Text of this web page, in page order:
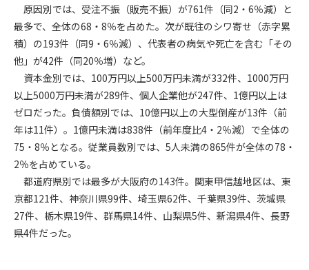
原因別では、受注不振（販売不振）が761件（同2・6％減）と
最多で、全体の68・8％を占めた。次が既往のシワ寄せ（赤字累
積）の193件（同9・6％減）、代表者の病気や死亡を含む「その
他」が42件（同20％増）など。
資本金別では、100万円以上500万円未満が332件、1000万円
以上5000万円未満が289件、個人企業他が247件、1億円以上は
ゼロだった。負債額別では、10億円以上の大型倒産が13件（前
年は11件）。1億円未満は838件（前年度比4・2％減）で全体の
75・8％となる。従業員数別では、5人未満の865件が全体の78・
2％を占めている。
都道府県別では最多が大阪府の143件。関東甲信越地区は、東
京都121件、神奈川県99件、埼玉県62件、千葉県39件、茨城県
27件、栃木県19件、群馬県14件、山梨県5件、新潟県4件、長野
県4件だった。
(1) 会員申し込みをした者が実在しなかった場合
(2) 本規約に違反した場合/li>
(3) 会員申し込みの際、申告事項に虚偽があった場合
(4) 会員申込者が管理者所定の手続き通りに会員申込手続き処
理を行わなかった場合
(5) その他管理者が会員とすることを不適当と判断した場合
2. 管理者は承認後であっても承認した会員が前項の何れかに該
当することが判明した場合、会員資格を取り消すことがあり
ます。
第5条（IDおよびパスワードの管理）
1. 会員は申込の際に管理者が発行したIDおよびパスワードの使
用および管理について責任を負うものとします。
2. 会員は、自己のIDおよびパスワードを、貸与、譲渡、売買、
その他形態を問わず、第三者に利用させることはできませ